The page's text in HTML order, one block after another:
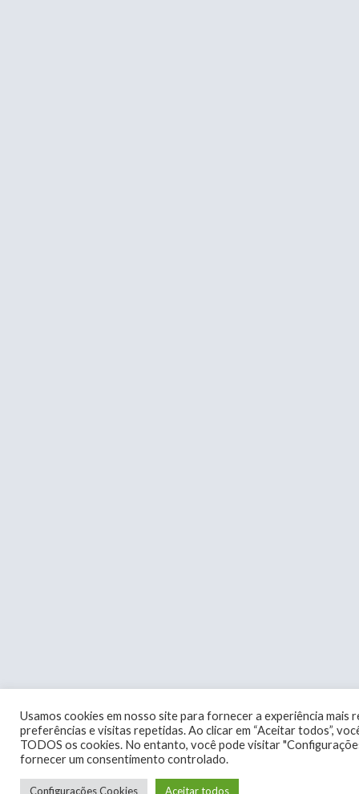
Usamos cookies em nosso site para fornecer a experiência mais
preferências e visitas repetidas. Ao clicar em “Aceitar todos”,
TODOS os cookies. No entanto, você pode visitar
fornecer um consentimento controlado.
Configurações Cookies Aceitar todos